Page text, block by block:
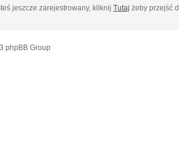
jeszcze zarejestrowany, kliknij Tutaj żeby przejść
phpBB Group